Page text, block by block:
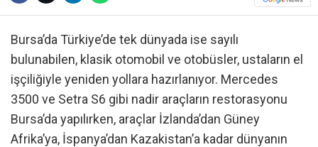
Bursa’da Türkiye’de tek dünyada ise sayılı
bulunabilen, klasik otomobil ve otobüsler, ustaların el
işçiliğiyle yeniden yollara hazırlanıyor. Mercedes
3500 ve Setra S6 gibi nadir araçların restorasyonu
Bursa’da yapılırken, araçlar İzlanda’dan Güney
Afrika’ya, İspanya’dan Kazakistan’a kadar dünyanın